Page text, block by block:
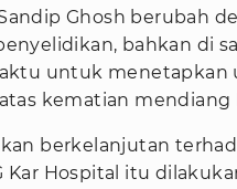
Ghosh berubah
bahkan di
untuk menetapkan
kematian mendiang
berkelanjutan
Kar Hospital itu